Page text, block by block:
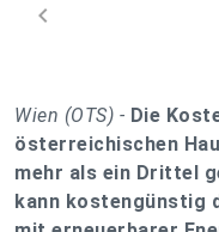
chevron_left
Wien (OTS) - Die
österreichischen
mehr als ein Drittel
kann kostengünstig